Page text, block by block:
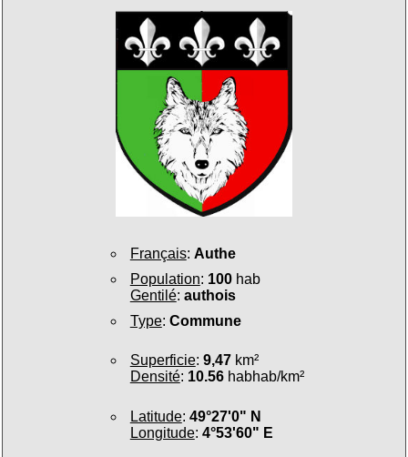
Français: Authe
Population: 100hab
Gentilé: authois
Type: Commune
Superficie: 9,47km²
Densité: 10.56habhab/km²
Latitude: 49°27'0" N
Longitude: 4°53'60" E